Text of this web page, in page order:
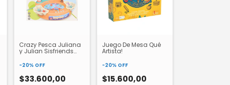
Crazy Pesca Juliana
y Julian Sisfriends
-20% OFF
$33.600,00
Juego De Mesa Qué
Artista!
-20% OFF
$15.600,00